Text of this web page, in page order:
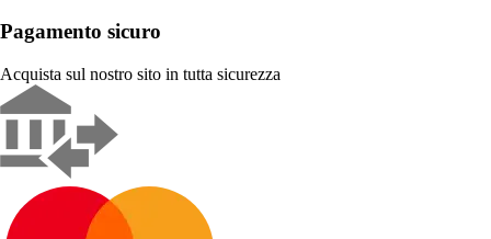
Pagamento sicuro
Acquista sul nostro sito in tutta sicurezza